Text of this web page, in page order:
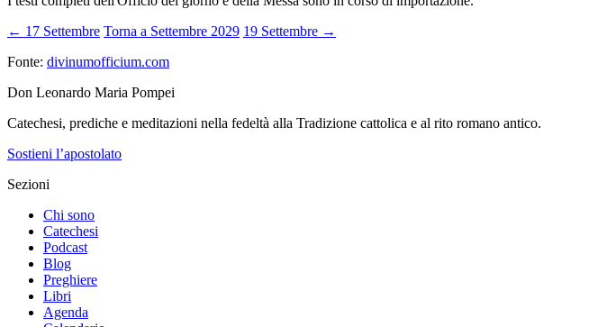
← 17 Settembre Torna a Settembre 2029 19 Settembre →
Fonte: divinumofficium.com
Don Leonardo Maria Pompei
Catechesi, prediche e meditazioni nella fedeltà alla Tradizione cattolica e al rito romano antico.
Sostieni l’apostolato
Sezioni
Chi sono
Catechesi
Podcast
Blog
Preghiere
Libri
Agenda